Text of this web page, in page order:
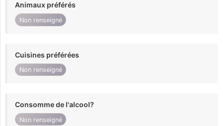
Animaux préférés
Non renseigné
Cuisines préférées
Non renseigné
Consomme de l'alcool?
Non renseigné